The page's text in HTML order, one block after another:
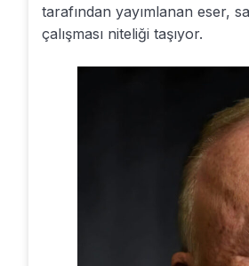
tarafından yayımlanan eser,
çalışması niteliği taşıyor.